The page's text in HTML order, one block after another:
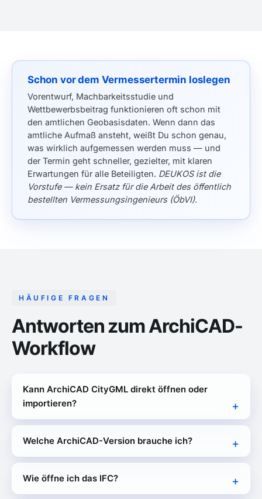
Schon vor dem Vermessertermin loslegen
Vorentwurf, Machbarkeitsstudie und
Wettbewerbsbeitrag funktionieren oft schon mit
den amtlichen Geobasisdaten. Wenn dann das
amtliche Aufmaß ansteht, weißt Du schon genau,
was wirklich aufgemessen werden muss — und
der Termin geht schneller, gezielter, mit klaren
Erwartungen für alle Beteiligten. DEUKOS ist die
Vorstufe — kein Ersatz für die Arbeit des öffentlich
bestellten Vermessungsingenieurs (ÖbVI).
HÄUFIGE FRAGEN
Antworten zum ArchiCAD-
Workflow
Kann ArchiCAD CityGML direkt öffnen oder
importieren?
Welche ArchiCAD-Version brauche ich?
Wie öffne ich das IFC?